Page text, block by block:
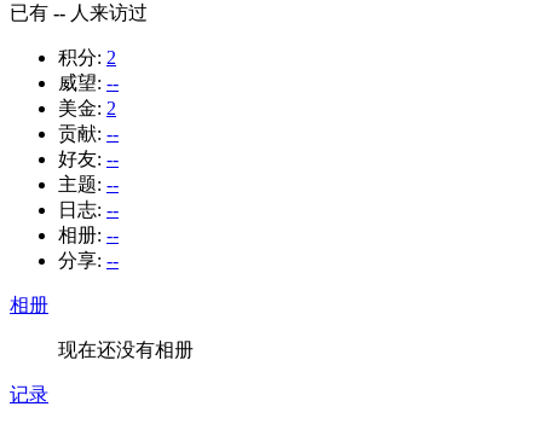
已有 -- 人来访过
积分: 2
威望: --
美金: 2
贡献: --
好友: --
主题: --
日志: --
相册: --
分享: --
相册
现在还没有相册
记录